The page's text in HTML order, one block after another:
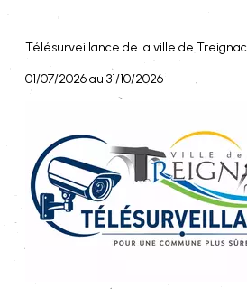
Télésurveillance de la ville de Treignac
01/07/2026 au 31/10/2026